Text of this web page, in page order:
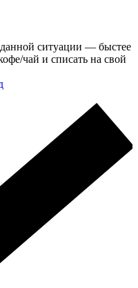
ситуации — быстее
чай и списать на свой